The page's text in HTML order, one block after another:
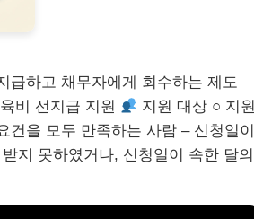
급하고 채무자에게 회수하는 제도
비 선지급 지원
지원 대상 ○ 지원
건을 모두 만족하는 사람 – 신청일이
지 못하였거나, 신청일이 속한 달의